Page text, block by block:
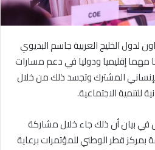
لدول الخليج العربية جاسم البديوي
مهما إقليميا ودوليا في دعم مسارات
الإنساني المشترك وتجسد ذلك من خلال
للتنمية الاجتماعية.
في بيان أن ذلك جاء خلال مشاركة
بمركز قطر الوطني للمؤتمرات برعاية